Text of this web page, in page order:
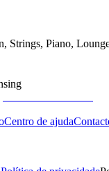
Strings, Piano,
Centro de ajuda